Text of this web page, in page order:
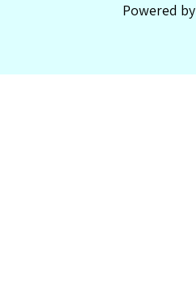
Powered by